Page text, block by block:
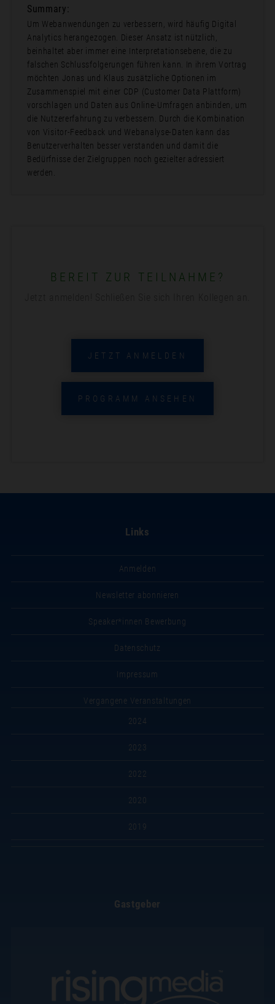
Summary:
Um Webanwendungen zu verbessern, wird häufig Digital
Analytics herangezogen. Dieser Ansatz ist nützlich,
beinhaltet aber immer eine Interpretationsebene, die zu
falschen Schlussfolgerungen führen kann. In ihrem Vortrag
möchten Jonas und Klaus zusätzliche Optionen im
Zusammenspiel mit einer CDP (Customer Data Plattform)
vorschlagen und Daten aus Online-Umfragen anbinden, um
die Nutzererfahrung zu verbessern. Durch die Kombination
von Visitor-Feedback und Webanalyse-Daten kann das
Benutzerverhalten besser verstanden und damit die
Bedürfnisse der Zielgruppen noch gezielter adressiert
werden.
BEREIT ZUR TEILNAHME?
JETZT ANMELDEN
PROGRAMM ANSEHEN
Links
Anmelden
Newsletter abonnieren
Speaker*innen Bewerbung
Datenschutz
Impressum
Vergangene Veranstaltungen
2024
2023
2022
2020
2019
Gastgeber